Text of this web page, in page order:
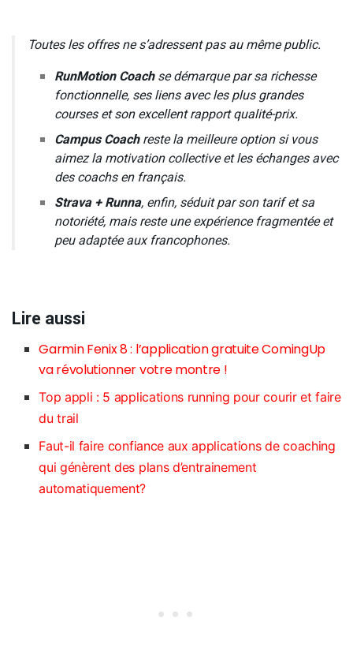
Toutes les offres ne s’adressent pas au même public.
RunMotion Coachse démarque par sa richesse
fonctionnelle, ses liens avec les plus grandes
courses et son excellent rapport qualité-prix.
Campus Coachreste la meilleure option si vous
aimez la motivation collective et les échanges avec
des coachs en français.
Strava + Runna, enfin, séduit par son tarif et sa
notoriété, mais reste une expérience fragmentée et
peu adaptée aux francophones.
Lire aussi
Garmin Fenix 8 : l’application gratuite ComingUp
va révolutionner votre montre !
Top appli : 5 applications running pour courir et faire
du trail
Faut-il faire confiance aux applications de coaching
qui génèrent des plans d’entrainement
automatiquement?